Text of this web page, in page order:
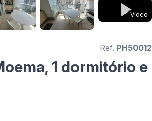
Vídeo
Ref. PH50012
1 dormitório e